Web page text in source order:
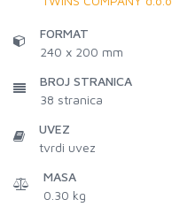
FORMAT
240 x 200 mm
BROJ STRANICA
38 stranica
UVEZ
tvrdi uvez
MASA
0.30 kg